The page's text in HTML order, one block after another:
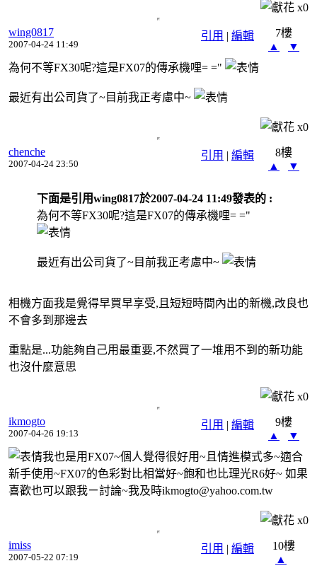
x0
引用 | 編輯
wing0817
2007-04-24 11:49
7樓
▲
▼
為何不等FX30呢?這是FX07的傳承機哩= ="
最近有出公司貨了~目前我正考慮中~
x0
引用 | 編輯
chenche
2007-04-24 23:50
8樓
▲
▼
下面是引用wing0817於2007-04-24 11:49發表的 :
為何不等FX30呢?這是FX07的傳承機哩= ="
最近有出公司貨了~目前我正考慮中~
相機方面我是覺得早買早享受,且短短時間內出的新機,改良也
不會多到那邊去
重點是...功能夠自己用最重要,不然買了一堆用不到的新功能
也沒什麼意思
x0
引用 | 編輯
ikmogto
2007-04-26 19:13
9樓
▲
▼
我也是用FX07~個人覺得很好用~且情進模式多~適合
新手使用~FX07的色彩對比相當好~飽和也比理光R6好~ 如果
喜歡也可以跟我ㄧ討論~我及時ikmogto@yahoo.com.tw
x0
引用 | 編輯
imiss
2007-05-22 07:19
10樓
▲